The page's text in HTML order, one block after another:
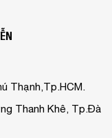
Thạnh,Tp.HCM.
Thanh Khê, Tp.Đà